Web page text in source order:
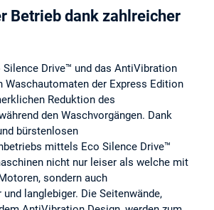
Betrieb dank zahlreicher
Silence Drive™ und das AntiVibration
Waschautomaten der Express Edition
Reduktion des
den Waschvorgängen. Dank
bürstenlosen
mittels Eco Silence Drive™
nicht nur leiser als welche mit
sondern auch
langlebiger. Die Seitenwände,